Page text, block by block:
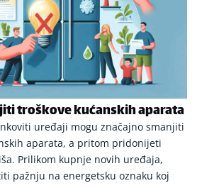
troškove kućanskih aparata
uređaji mogu značajno smanjiti
aparata, a pritom pridonijeti
Prilikom kupnje novih uređaja,
pažnju na energetsku oznaku koj